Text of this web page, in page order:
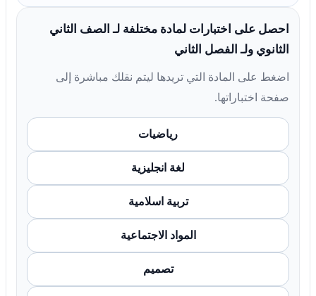
احصل على اختبارات لمادة مختلفة لـ الصف الثاني
الثانوي ولـ الفصل الثاني
اضغط على المادة التي تريدها ليتم نقلك مباشرة إلى
صفحة اختباراتها.
رياضيات
لغة انجليزية
تربية اسلامية
المواد الاجتماعية
تصميم